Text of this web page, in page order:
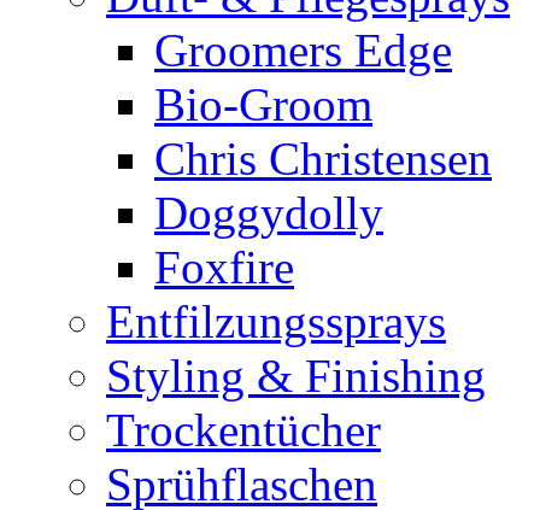
Groomers Edge
Bio-Groom
Chris Christensen
Doggydolly
Foxfire
Entfilzungssprays
Styling & Finishing
Trockentücher
Sprühflaschen